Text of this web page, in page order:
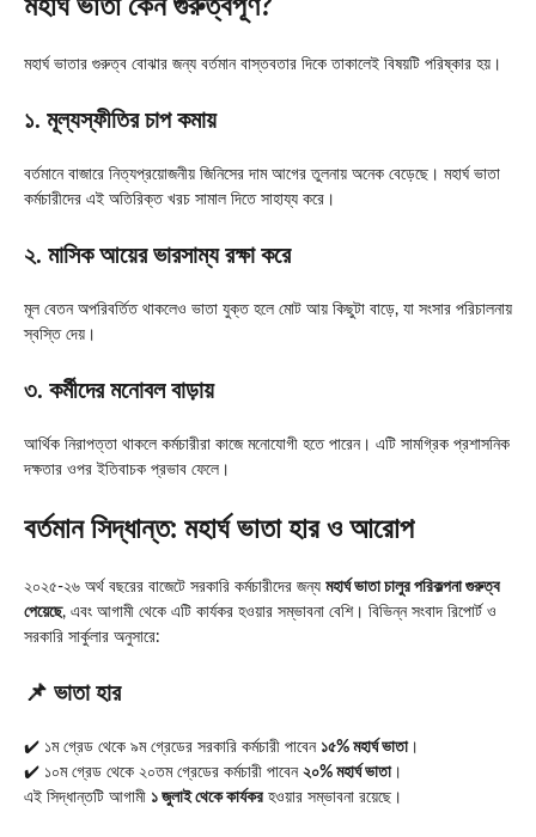
মহার্ঘ ভাতা কেন গুরুত্বপূর্ণ?
মহার্ঘ ভাতার গুরুত্ব বোঝার জন্য বর্তমান বাস্তবতার দিকে তাকালেই বিষয়টি পরিষ্কার হয়।
১. মূল্যস্ফীতির চাপ কমায়
বর্তমানে বাজারে নিত্যপ্রয়োজনীয় জিনিসের দাম আগের তুলনায় অনেক বেড়েছে। মহার্ঘ ভাতা
কর্মচারীদের এই অতিরিক্ত খরচ সামাল দিতে সাহায্য করে।
২. মাসিক আয়ের ভারসাম্য রক্ষা করে
মূল বেতন অপরিবর্তিত থাকলেও ভাতা যুক্ত হলে মোট আয় কিছুটা বাড়ে, যা সংসার পরিচালনায়
স্বস্তি দেয়।
৩. কর্মীদের মনোবল বাড়ায়
আর্থিক নিরাপত্তা থাকলে কর্মচারীরা কাজে মনোযোগী হতে পারেন। এটি সামগ্রিক প্রশাসনিক
দক্ষতার ওপর ইতিবাচক প্রভাব ফেলে।
বর্তমান সিদ্ধান্ত: মহার্ঘ ভাতা হার ও আরোপ
২০২৫-২৬ অর্থ বছরের বাজেটে সরকারি কর্মচারীদের জন্য মহার্ঘ ভাতা চালুর পরিকল্পনা গুরুত্ব
পেয়েছে, এবং আগামী থেকে এটি কার্যকর হওয়ার সম্ভাবনা বেশি। বিভিন্ন সংবাদ রিপোর্ট ও
সরকারি সার্কুলার অনুসারে:
📌 ভাতা হার
✔️ ১ম গ্রেড থেকে ৯ম গ্রেডের সরকারি কর্মচারী পাবেন ১৫% মহার্ঘ ভাতা।
✔️ ১০ম গ্রেড থেকে ২০তম গ্রেডের কর্মচারী পাবেন ২০% মহার্ঘ ভাতা।
এই সিদ্ধান্তটি আগামী ১ জুলাই থেকে কার্যকর হওয়ার সম্ভাবনা রয়েছে।